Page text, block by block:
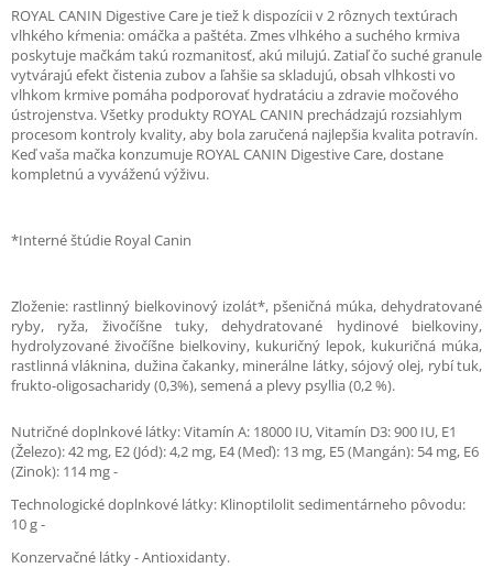
ROYAL CANIN Digestive Care je tiež k dispozícii v 2 rôznych textúrach
vlhkého kŕmenia: omáčka a paštéta. Zmes vlhkého a suchého krmiva
poskytuje mačkám takú rozmanitosť, akú milujú. Zatiaľ čo suché granule
vytvárajú efekt čistenia zubov a ľahšie sa skladujú, obsah vlhkosti vo
vlhkom krmive pomáha podporovať hydratáciu a zdravie močového
ústrojenstva. Všetky produkty ROYAL CANIN prechádzajú rozsiahlym
procesom kontroly kvality, aby bola zaručená najlepšia kvalita potravín.
Keď vaša mačka konzumuje ROYAL CANIN Digestive Care, dostane
kompletnú a vyváženú výživu.
*Interné štúdie Royal Canin
Zloženie: rastlinný bielkovinový izolát*, pšeničná múka, dehydratované
ryby, ryža, živočíšne tuky, dehydratované hydinové bielkoviny,
hydrolyzované živočíšne bielkoviny, kukuričný lepok, kukuričná múka,
rastlinná vláknina, dužina čakanky, minerálne látky, sójový olej, rybí tuk,
frukto-oligosacharidy (0,3%), semená a plevy psyllia (0,2 %).
Nutričné doplnkové látky: Vitamín A: 18000 IU, Vitamín D3: 900 IU, E1
(Železo): 42 mg, E2 (Jód): 4,2 mg, E4 (Meď): 13 mg, E5 (Mangán): 54 mg, E6
(Zinok): 114 mg -
Technologické doplnkové látky: Klinoptilolit sedimentárneho pôvodu:
10 g -
Konzervačné látky - Antioxidanty.